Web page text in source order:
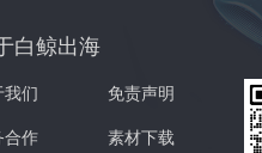
白鲸出海
我们
免责声明
合作
素材下载